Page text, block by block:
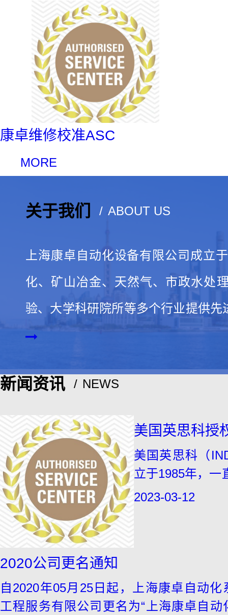
企业文化
新闻中心
公司新闻
行业资讯
公示公告
使用指南
付款方式
客户关怀
联系我们
康卓维修校准ASC
MORE
关于我们 ABOUT US
上海康卓自动化设备有限公司成立
化、矿山冶金、天然气、市政水处
验、大学科研院所等多个行业提供
务。凭借诚信的…
新闻资讯 NEWS
美国英思科授
美国英思科（
立于1985年，一
首先用尖端的气
2023-03-12
2020公司更名通知
自2020年05月25日起，上海康卓自动化
工程服务有限公司更名为“上海康卓自动